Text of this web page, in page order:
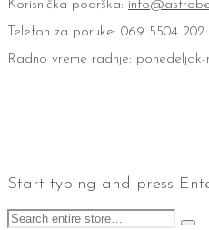
Korisnička podrška:
Telefon za poruke: 069 5504 202
Radno vreme radnje: ponedeljak-
Start typing and press